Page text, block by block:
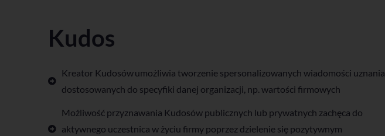
Kudos
Kreator Kudosów umożliwia tworzenie spersonalizowanych wiadomości uznania,
dostosowanych do specyfiki danej organizacji, np. wartości firmowych
Możliwość przyznawania Kudosów publicznych lub prywatnych zachęca do
aktywnego uczestnica w życiu firmy poprzez dzielenie się pozytywnym